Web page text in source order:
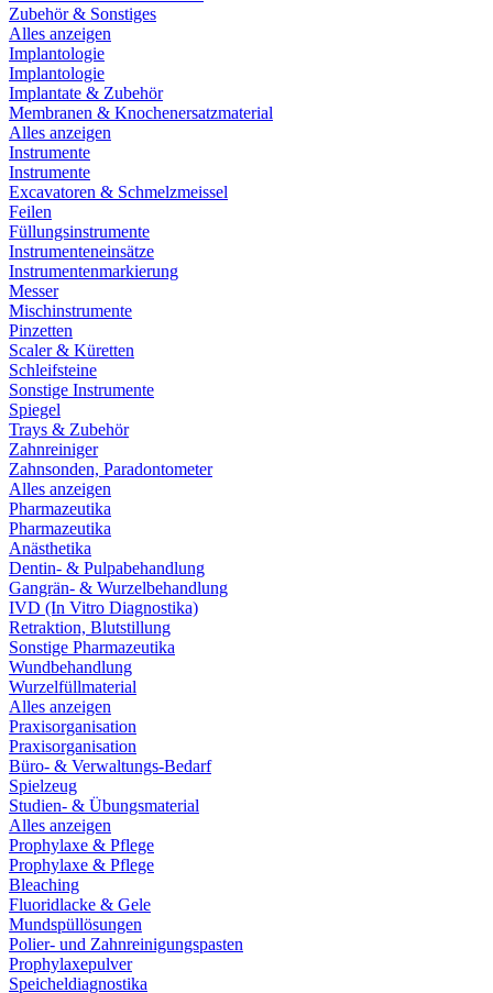
Zubehör & Sonstiges
Alles anzeigen
Implantologie
Implantologie
Implantate & Zubehör
Membranen & Knochenersatzmaterial
Alles anzeigen
Instrumente
Instrumente
Excavatoren & Schmelzmeissel
Feilen
Füllungsinstrumente
Instrumenteneinsätze
Instrumentenmarkierung
Messer
Mischinstrumente
Pinzetten
Scaler & Küretten
Schleifsteine
Sonstige Instrumente
Spiegel
Trays & Zubehör
Zahnreiniger
Zahnsonden, Paradontometer
Alles anzeigen
Pharmazeutika
Pharmazeutika
Anästhetika
Dentin- & Pulpabehandlung
Gangrän- & Wurzelbehandlung
IVD (In Vitro Diagnostika)
Retraktion, Blutstillung
Sonstige Pharmazeutika
Wundbehandlung
Wurzelfüllmaterial
Alles anzeigen
Praxisorganisation
Praxisorganisation
Büro- & Verwaltungs-Bedarf
Spielzeug
Studien- & Übungsmaterial
Alles anzeigen
Prophylaxe & Pflege
Prophylaxe & Pflege
Bleaching
Fluoridlacke & Gele
Mundspüllösungen
Polier- und Zahnreinigungspasten
Prophylaxepulver
Speicheldiagnostika